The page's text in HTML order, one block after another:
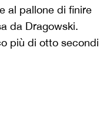
al pallone di finire
da Dragowski.
più di otto secondi